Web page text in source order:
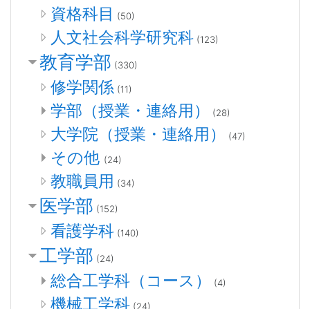
資格科目 (50)
人文社会科学研究科 (123)
教育学部 (330)
修学関係 (11)
学部（授業・連絡用） (28)
大学院（授業・連絡用） (47)
その他 (24)
教職員用 (34)
医学部 (152)
看護学科 (140)
工学部 (24)
総合工学科（コース） (4)
機械工学科 (24)